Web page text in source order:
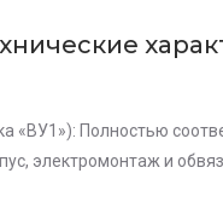
Полностью
электромонтаж и